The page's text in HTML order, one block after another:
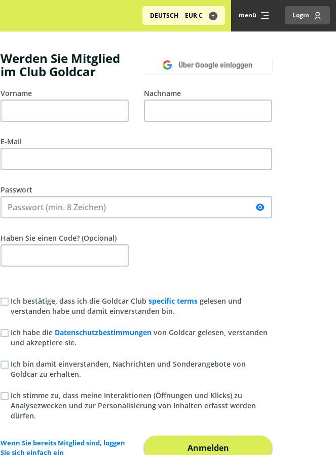
menü Login
DEUTSCH EUR€
Werden Sie Mitglied
im Club Goldcar Über Google einloggen
Vorname Nachname
E-Mail
Passwort
Haben Sie einen Code? (Opcional)
Ich bestätige, dass ich die Goldcar Club specific terms gelesen und
verstanden habe und damit einverstanden bin.
Ich habe die Datenschutzbestimmungen von Goldcar gelesen, verstanden
und akzeptiere sie.
Ich bin damit einverstanden, Nachrichten und Sonderangebote von
Goldcar zu erhalten.
Ich stimme zu, dass meine Interaktionen (Öffnungen und Klicks) zu
Analysezwecken und zur Personalisierung von Inhalten erfasst werden
dürfen.
Wenn Sie bereits Mitglied sind, loggen
Sie sich einfach ein
Anmelden